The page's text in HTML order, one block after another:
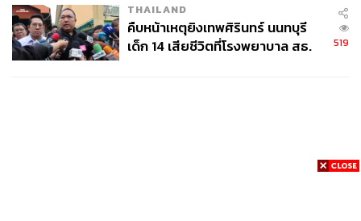
THAILAND
คืบหน้าเหตุยิงเทพศิรินทร์ นนทบุรี
เด็ก 14 เสียชีวิตที่โรงพยาบาล สธ.
519